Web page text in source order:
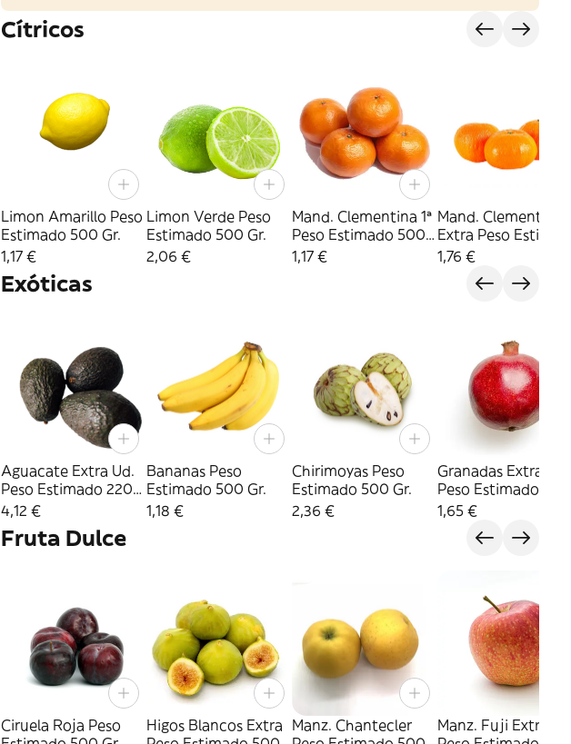
Cítricos
Limon Amarillo Peso
Estimado 500 Gr.
1,17 €
Limon Verde Peso
Estimado 500 Gr.
2,06 €
Mand. Clementina 1ª
Peso Estimado 500
Gr.
1,17 €
Mand. Clementina
Extra Peso Estimado
500 Gr.
1,76 €
Exóticas
Aguacate Extra Ud.
Peso Estimado 220
Gr.
4,12 €
Bananas Peso
Estimado 500 Gr.
1,18 €
Chirimoyas Peso
Estimado 500 Gr.
2,36 €
Granadas Extras
Peso Estimado 350
Gr.
1,65 €
Fruta Dulce
Ciruela Roja Peso
Higos Blancos Extra Manz. Chantecler
Manz. Fuji Extra